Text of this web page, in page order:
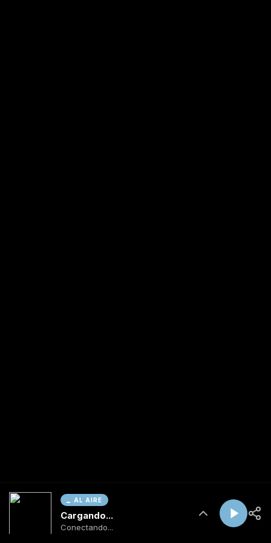
AL AIRE
Cargando...
Conectando...